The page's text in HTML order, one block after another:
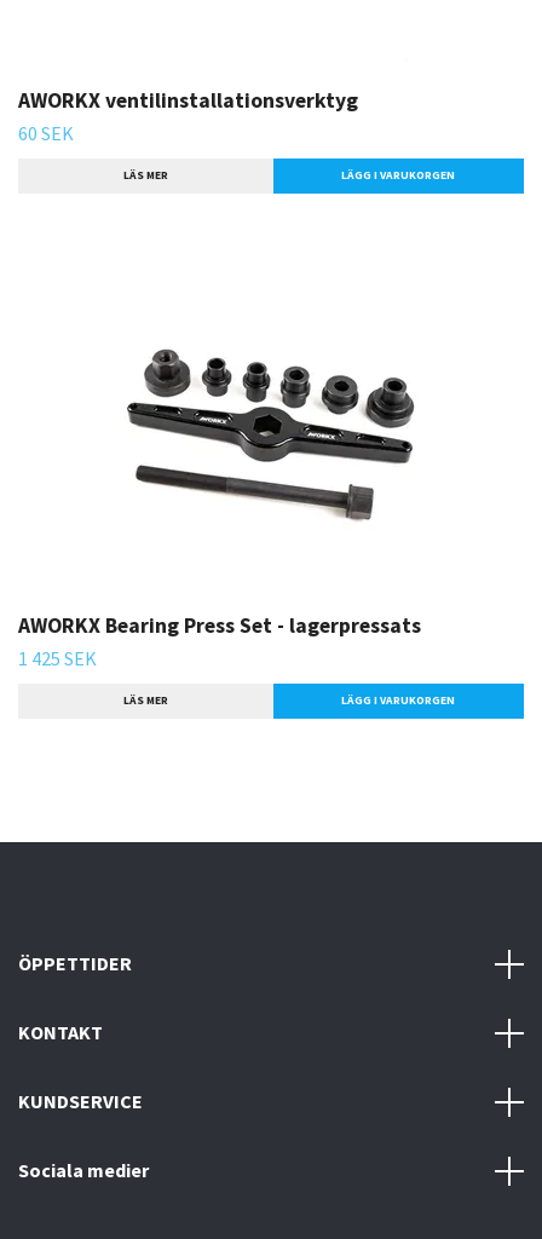
AWORKX ventilinstallationsverktyg
60 SEK
LÄS MER
AWORKX Bearing Press Set - lagerpressats
1 425 SEK
LÄS MER
ÖPPETTIDER
KONTAKT
KUNDSERVICE
Sociala medier